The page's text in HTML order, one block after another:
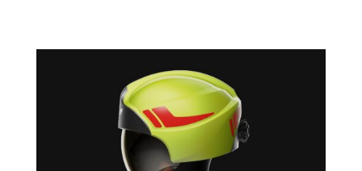
제품디자인 - 삼성전자㈜
동영상, CI - 카피어랜드㈜
동영상, 홈페이지 - (주)분독
동영상, 카탈로그 - 피자마루
웹사이트 - 백조씽크